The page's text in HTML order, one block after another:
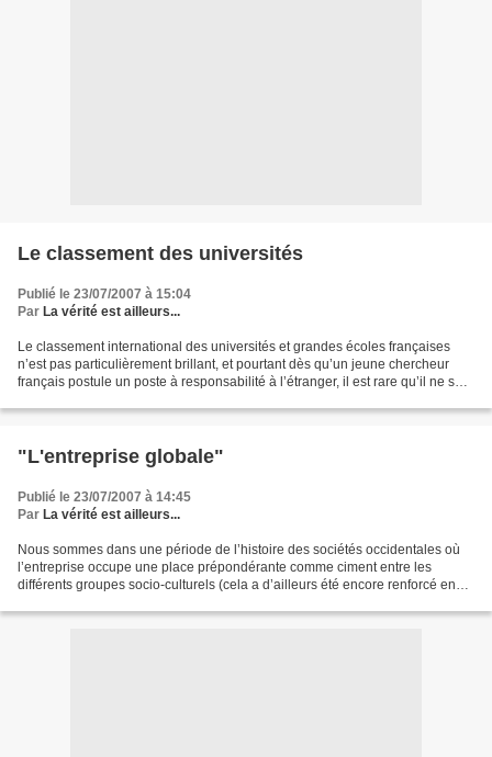
Le classement des universités
Publié le 23/07/2007 à 15:04
Par La vérité est ailleurs...
Le classement international des universités et grandes écoles françaises
n’est pas particulièrement brillant, et pourtant dès qu’un jeune chercheur
français postule un poste à responsabilité à l’étranger, il est rare qu’il ne soit
"L'entreprise globale"
Publié le 23/07/2007 à 14:45
Par La vérité est ailleurs...
Nous sommes dans une période de l’histoire des sociétés occidentales où
l’entreprise occupe une place prépondérante comme ciment entre les
différents groupes socio-culturels (cela a d’ailleurs été encore renforcé en